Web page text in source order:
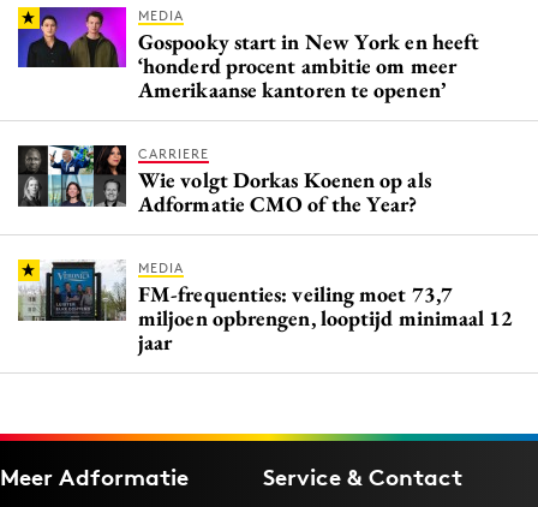
MEDIA
Gospooky start in New York en heeft
‘honderd procent ambitie om meer
Amerikaanse kantoren te openen’
CARRIERE
Wie volgt Dorkas Koenen op als
Adformatie CMO of the Year?
MEDIA
FM-frequenties: veiling moet 73,7
miljoen opbrengen, looptijd minimaal 12
jaar
Meer Adformatie Service & Contact